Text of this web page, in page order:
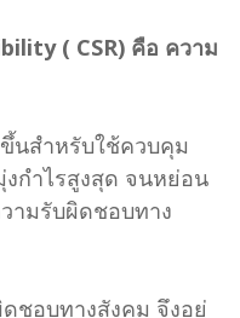
( CSR) คือ ความ
นสำหรับใช้ควบคุม
กำไรสูงสุด จนหย่อน
ามรับผิดชอบทาง
ชอบทางสังคม จึงอยู่